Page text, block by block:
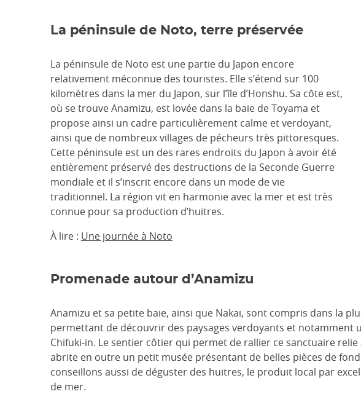
La péninsule de Noto, terre préservée
La péninsule de Noto est une partie du Japon encore
relativement méconnue des touristes. Elle s’étend sur 100
kilomètres dans la mer du Japon, sur l’île d’Honshu. Sa côte est,
où se trouve Anamizu, est lovée dans la baie de Toyama et
propose ainsi un cadre particulièrement calme et verdoyant,
ainsi que de nombreux villages de pécheurs très pittoresques.
Cette péninsule est un des rares endroits du Japon à avoir été
entièrement préservé des destructions de la Seconde Guerre
mondiale et il s’inscrit encore dans un mode de vie
traditionnel. La région vit en harmonie avec la mer et est très
connue pour sa production d’huitres.
À lire : Une journée à Noto
Promenade autour d’Anamizu
Anamizu et sa petite baie, ainsi que Nakai, sont compris dans la
permettant de découvrir des paysages verdoyants et notamment
Chifuki-in. Le sentier côtier qui permet de rallier ce sanctuaire
abrite en outre un petit musée présentant de belles pièces de
conseillons aussi de déguster des huitres, le produit local par
de mer.